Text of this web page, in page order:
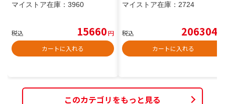
マイストア在庫： 3960
税込 15660円
カートに入れる
マイストア在庫： 2724
税込 206304
カートに入れる
このカテゴリをもっと見る